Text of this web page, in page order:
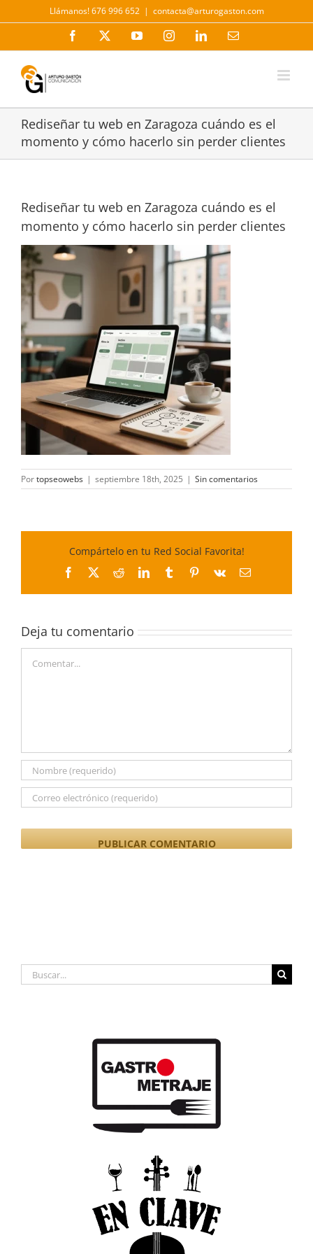
al
Llámanos! 676 996 652 | contacta@arturogaston.com
Facebook YouTubeInstagramLinkedInCorreo
Rediseñar tu web en Zaragoza cuándo es el
momento y cómo hacerlo sin perder clientes
Rediseñar tu web en Zaragoza cuándo es el
momento y cómo hacerlo sin perder clientes
Portopseowebs | septiembre 18th, 2025 | Sin comentarios
Compártelo en tu Red Social Favorita!
Facebook
X RedditLinkedInTumblrPinterest
Vk
Correo
Deja tu comentario
Buscar: